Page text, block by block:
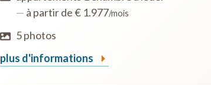
— à partir de € 1.977/mois
5 photos
plus d'informations